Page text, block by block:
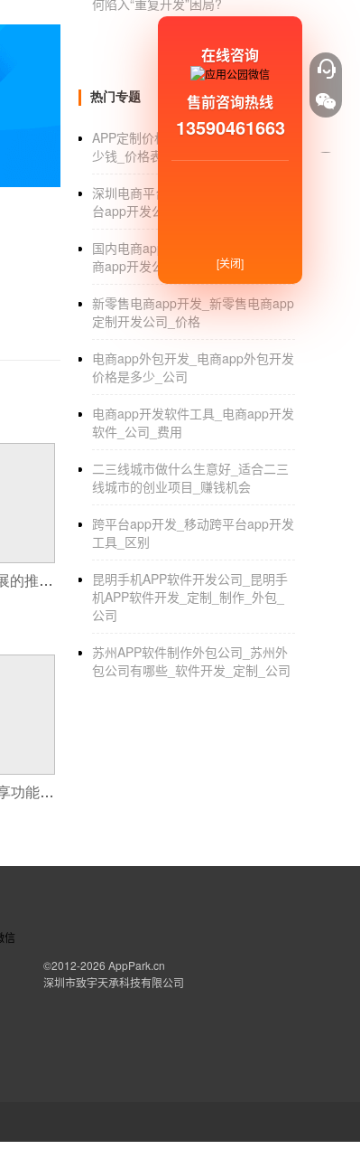
第三：掌握服务器开发的知识
由于大多数安卓安卓应用都需要服务器支持
需要根据个人需求选择书籍和课程进行针对性
总之，掌握以上IT基础知识，成为安卓软件开
安卓app开发教程适合新手的安卓
安卓新手app开发教程！因此，每年都有许
app开发教程。来看看吧！
1.注册账号
申请注册后即可进入云托管编译器后台管理
专用工具，可以让开发人更快地进行线上线下
很多API功能软件按照socket模式一键启用，
3.真实机器调整
必须在执行功能开发后进行调整。一般的调
的真机测试可以快速完成，数量多，BUG测试
本地套接字管理方法后，根据云托管编译器
5.云修复
app发布后，通过云修复可以快速解决版本
以上是安卓app开发新手教程。开发服务平
发，公司提供更优质的app系统软件。
系这类商品/服务的提供商。
小程序对养生馆业务发展的推动作用
护肤APP中添加社交分享功能？一触即发的美丽连锁反应！
何陷入“重复开发”困局?
热门专题
APP定制价格_APP定制开发需要多
少钱_价格表_手机开发
深圳电商平台app开发_深圳电商平
台app开发公司哪家好_价格
国内电商app开发公司_国内移动电
商app开发公司排名_价格
新零售电商app开发_新零售电商app
定制开发公司_价格
电商app外包开发_电商app外包开发
价格是多少_公司
电商app开发软件工具_电商app开发
软件_公司_费用
二三线城市做什么生意好_适合二三
线城市的创业项目_赚钱机会
跨平台app开发_移动跨平台app开发
工具_区别
昆明手机APP软件开发公司_昆明手
机APP软件开发_定制_制作_外包_
公司
苏州APP软件制作外包公司_苏州外
包公司有哪些_软件开发_定制_公司
©2012-2026 AppPark.cn
深圳市致宇天承科技有限公司
在线咨询
售前咨询热线
13590461663
[关闭]